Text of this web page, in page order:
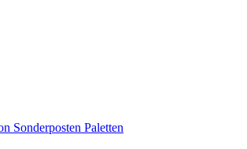
Sonderposten Paletten